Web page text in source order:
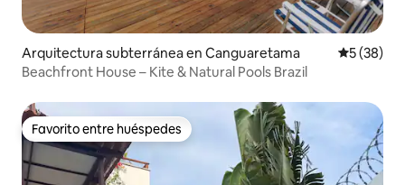
Arquitectura subterránea en Canguaretama
5 (38)
Beachfront House – Kite & Natural Pools Brazil
Favorito entre huéspedes
Favorito entre huéspedes